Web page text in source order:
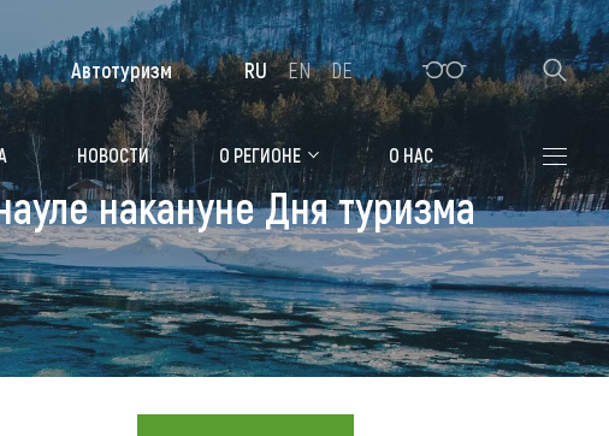
Алтайская зимовка
Где остановиться
Санатории
Гостиницы, отели
Коттеджи, базы
Сельские усадьбы
НОВОСТИ О РЕГИОНЕ О НАС
Автотуризм RU EN DE
накануне Дня туризма